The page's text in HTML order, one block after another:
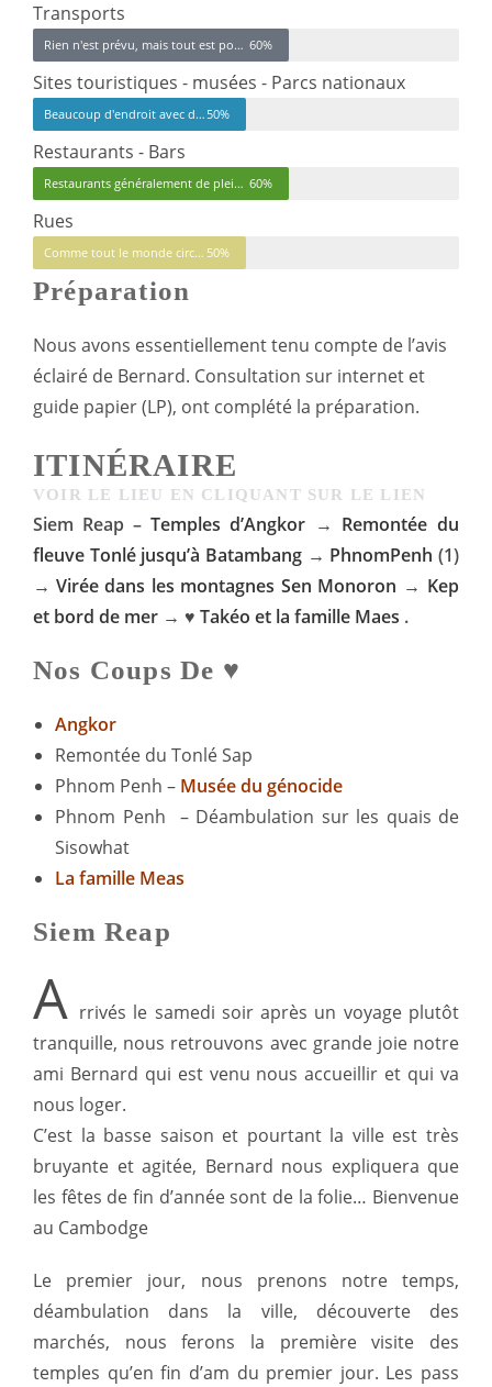
Transports
Rien n'est prévu, mais tout est possible - Fauteuil pliant et un peu de marche 60%
Sites touristiques - musées - Parcs nationaux
Beaucoup d'endroit avec des marches (temples, musée...)50%
Restaurants - Bars
Restaurants généralement de plein pied.. Parfois avec étage sans ascenceur 60%
Rues
Comme tout le monde circule, pas de problème, mais rien n'est réellement prévu 50%
Préparation
Nous avons essentiellement tenu compte de l’avis
éclairé de Bernard. Consultation sur internet et
guide papier (LP), ont complété la préparation.
ITINÉRAIRE
VOIR LE LIEU EN CLIQUANT SUR LE LIEN
Siem Reap – Temples d’Angkor → Remontée du
fleuve Tonlé jusqu’à Batambang → PhnomPenh (1)
→ Virée dans les montagnes Sen Monoron → Kep
et bord de mer → ♥ Takéo et la famille Maes .
Nos Coups De ♥
Angkor
Remontée du Tonlé Sap
Phnom Penh – Musée du génocide
Phnom Penh – Déambulation sur les quais de
Sisowhat
La famille Meas
Siem Reap
A rrivés le samedi soir après un voyage plutôt
tranquille, nous retrouvons avec grande joie notre
ami Bernard qui est venu nous accueillir et qui va
nous loger.
C’est la basse saison et pourtant la ville est très
bruyante et agitée, Bernard nous expliquera que
les fêtes de fin d’année sont de la folie… Bienvenue
au Cambodge
Le premier jour, nous prenons notre temps,
déambulation dans la ville, découverte des
marchés, nous ferons la première visite des
temples qu’en fin d’am du premier jour. Les pass